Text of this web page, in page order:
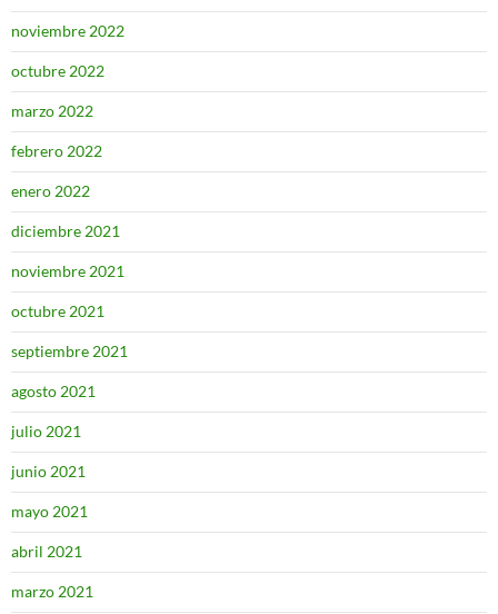
noviembre 2022
octubre 2022
marzo 2022
febrero 2022
enero 2022
diciembre 2021
noviembre 2021
octubre 2021
septiembre 2021
agosto 2021
julio 2021
junio 2021
mayo 2021
abril 2021
marzo 2021